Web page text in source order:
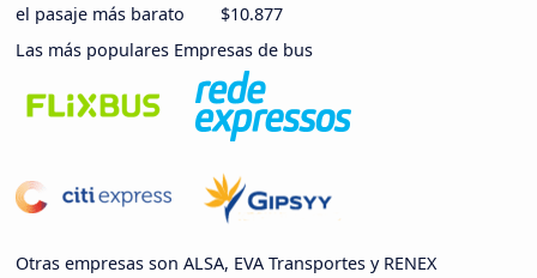
el pasaje más barato
$10.877
Las más populares Empresas de bus
Otras empresas son ALSA, EVA Transportes y RENEX